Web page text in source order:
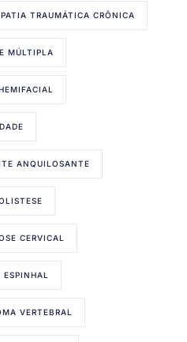
TRAUMÁTICA CRÔNICA
MÚLTIPLA
ANQUILOSANTE
CERVICAL
VERTEBRAL